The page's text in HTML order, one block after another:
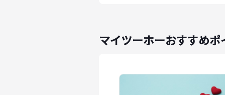
マイツーホーおすすめポ